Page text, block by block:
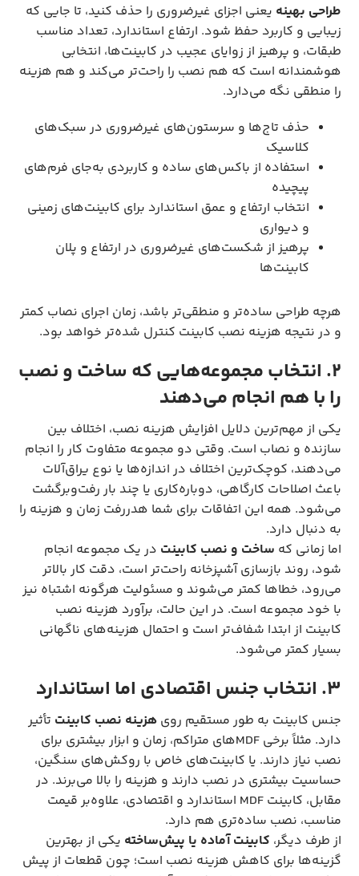
طراحی بهینه یعنی اجزای غیرضروری را حذف کنید، تا جایی که
زیبایی و کاربرد حفظ شود. ارتفاع استاندارد، تعداد مناسب
طبقات، و پرهیز از زوایای عجیب در کابینت‌ها، انتخابی
هوشمندانه است که هم نصب را راحت‌تر می‌کند و هم هزینه
را منطقی نگه می‌دارد.
حذف تاج‌ها و سرستون‌های غیرضروری در سبک‌های
کلاسیک
استفاده از باکس‌های ساده و کاربردی به‌جای فرم‌های
پیچیده
انتخاب ارتفاع و عمق استاندارد برای کابینت‌های زمینی
و دیواری
پرهیز از شکست‌های غیرضروری در ارتفاع و پلان
کابینت‌ها
هرچه طراحی ساده‌تر و منطقی‌تر باشد، زمان اجرای نصاب کمتر
و در نتیجه هزینه نصب کابینت کنترل‌ شده‌تر خواهد بود.
۲. انتخاب مجموعه‌هایی که ساخت و نصب
را با هم انجام می‌دهند
یکی از مهم‌ترین دلایل افزایش هزینه نصب، اختلاف بین
سازنده و نصاب است. وقتی دو مجموعه متفاوت کار را انجام
می‌دهند، کوچک‌ترین اختلاف در اندازه‌ها یا نوع یراق‌آلات
باعث اصلاحات کارگاهی، دوباره‌کاری یا چند بار رفت‌وبرگشت
می‌شود. همه این اتفاقات برای شما هدررفت زمان و هزینه را
به دنبال دارد.
اما زمانی که ساخت و نصب کابینت در یک مجموعه انجام
شود، روند بازسازی آشپزخانه راحت‌تر است، دقت کار بالاتر
می‌رود، خطاها کمتر می‌شوند و مسئولیت هرگونه اشتباه نیز
با خود مجموعه است. در این حالت، برآورد هزینه نصب
کابینت از ابتدا شفاف‌تر است و احتمال هزینه‌های ناگهانی
بسیار کمتر می‌شود.
۳. انتخاب جنس اقتصادی اما استاندارد
جنس کابینت به طور مستقیم رویهزینه نصب کابینت تأثیر
دارد. مثلاً برخی MDFهای متراکم، زمان و ابزار بیشتری برای
نصب نیاز دارند. یا کابینت‌های خاص با روکش‌های سنگین،
حساسیت بیشتری در نصب دارند و هزینه را بالا می‌برند. در
مقابل، کابینت MDF استاندارد و اقتصادی، علاوه‌بر قیمت
مناسب، نصب ساده‌تری هم دارد.
از طرف دیگر، کابینت آماده یا پیش‌ساخته یکی از بهترین
گزینه‌ها برای کاهش هزینه نصب است؛ چون قطعات از پیش